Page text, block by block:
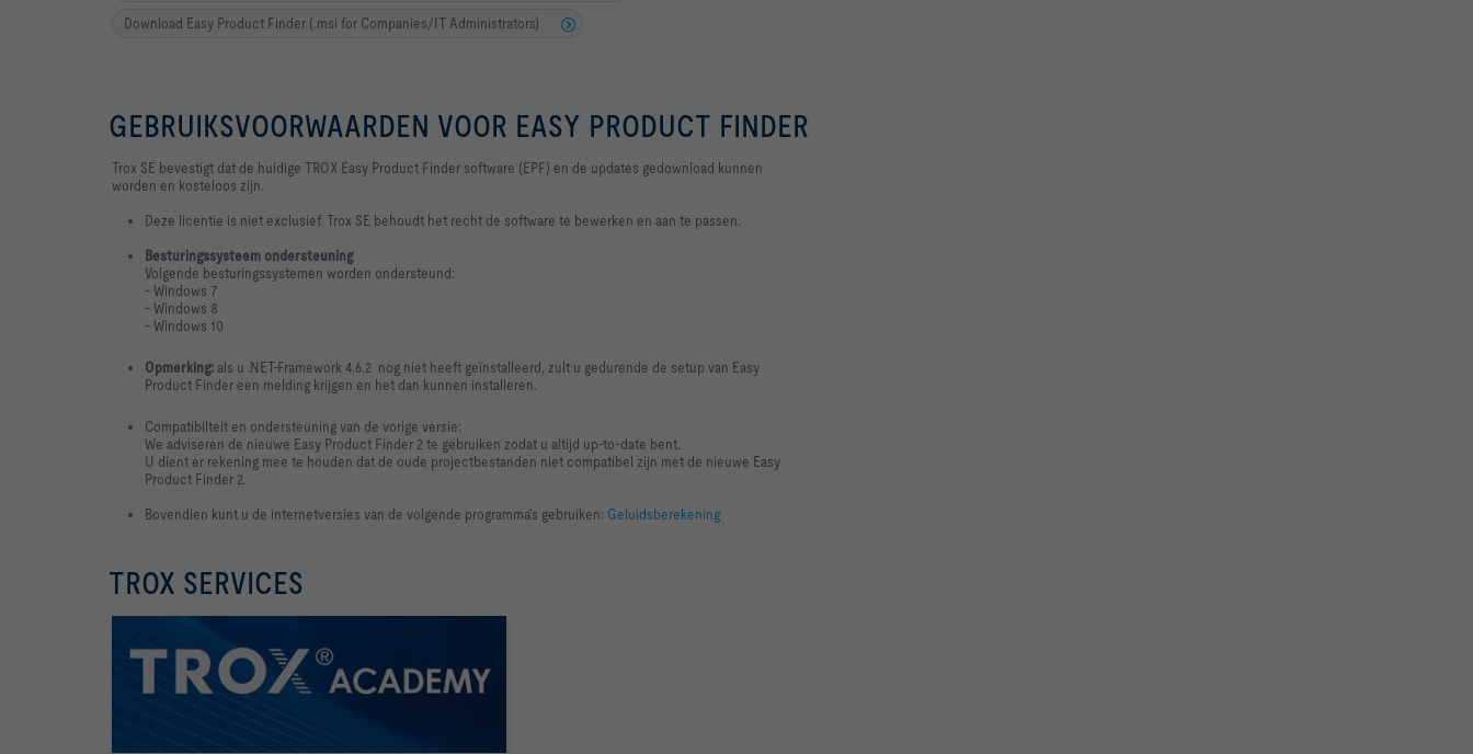
Download Easy Product Finder (.msi for Companies/IT Administrators)
GEBRUIKSVOORWAARDEN VOOR EASY PRODUCT FINDER
Trox SE bevestigt dat de huidige TROX Easy Product Finder software (EPF) en de updates gedownload kunnen
worden en kosteloos zijn.
Deze licentie is niet exclusief. Trox SE behoudt het recht de software te bewerken en aan te passen.
Besturingssysteem ondersteuning
Volgende besturingssystemen worden ondersteund:
- Windows 7
- Windows 8
- Windows 10
Opmerking: als u .NET-Framework 4.6.2 nog niet heeft geïnstalleerd, zult u gedurende de setup van Easy
Product Finder een melding krijgen en het dan kunnen installeren.
Compatibilteit en ondersteuning van de vorige versie:
We adviseren de nieuwe Easy Product Finder 2 te gebruiken zodat u altijd up-to-date bent.
U dient er rekening mee te houden dat de oude projectbestanden niet compatibel zijn met de nieuwe Easy
Product Finder 2.
Bovendien kunt u de internetversies van de volgende programma's gebruiken: Geluidsberekening
TROX SERVICES